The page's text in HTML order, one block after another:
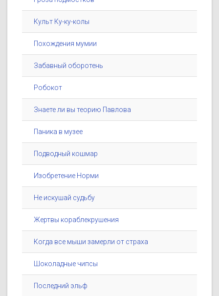
Культ Ку-ку-колы
Похождения мумии
Забавный оборотень
Робокот
Знаете ли вы теорию Павлова
Паника в музее
Подводный кошмар
Изобретение Норми
Не искушай судьбу
Жертвы кораблекрушения
Когда все мыши замерли от страха
Шоколадные чипсы
Последний эльф